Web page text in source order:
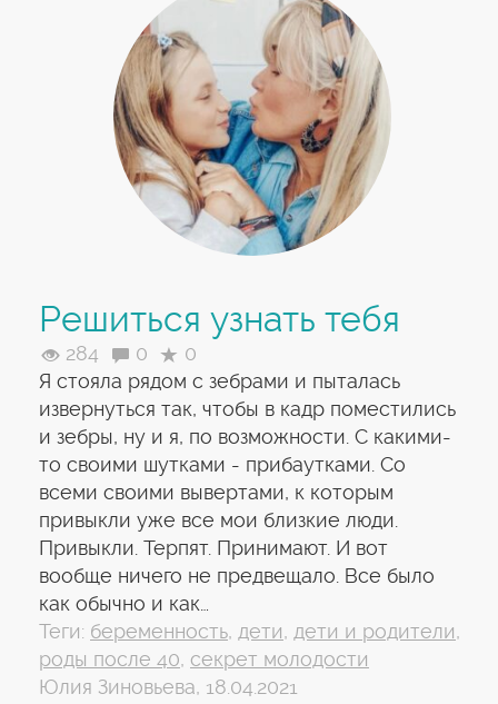
Решиться узнать тебя
284 0
0
Я стояла рядом с зебрами и пыталась
извернуться так, чтобы в кадр поместились
и зебры, ну и я, по возможности. С какими-
то своими шутками - прибаутками. Со
всеми своими вывертами, к которым
привыкли уже все мои близкие люди.
Привыкли. Терпят. Принимают. И вот
вообще ничего не предвещало. Все было
как обычно и как…
Теги: беременность, дети, дети и родители,
роды после 40, секрет молодости
Юлия Зиновьева, 18.04.2021